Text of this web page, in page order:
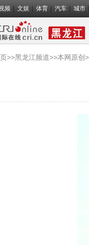
频 文娱 体育 汽车 城市
>>黑龙江频道>>本网原创